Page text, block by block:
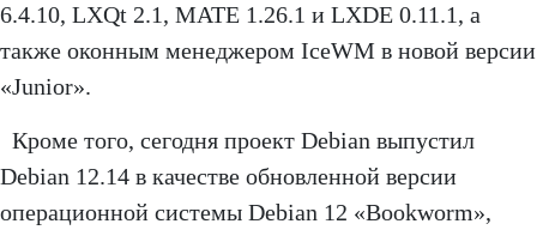
6.4.10, LXQt 2.1, MATE 1.26.1 и LXDE 0.11.1, а
также оконным менеджером IceWM в новой версии
«Junior».
Кроме того, сегодня проект Debian выпустил
Debian 12.14 в качестве обновленной версии
операционной системы Debian 12 «Bookworm»,